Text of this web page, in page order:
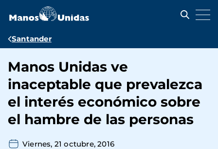
contenido
Ruta
navegación
Santander
Manos Unidas ve
inaceptable que prevalezca
el interés económico sobre
el hambre de las personas
Viernes, 21 octubre, 2016